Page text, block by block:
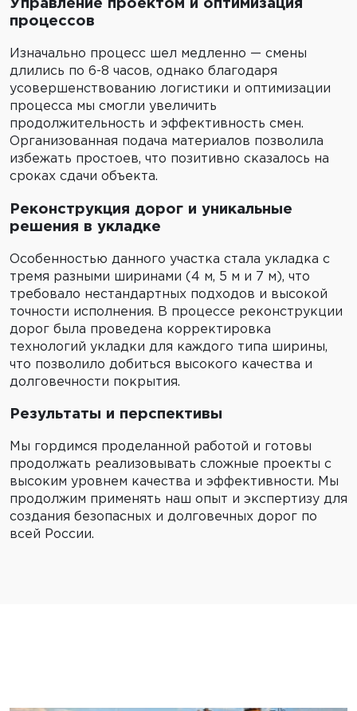
Управление проектом и оптимизация
процессов
Изначально процесс шел медленно — смены
длились по 6-8 часов, однако благодаря
усовершенствованию логистики и оптимизации
процесса мы смогли увеличить
продолжительность и эффективность смен.
Организованная подача материалов позволила
избежать простоев, что позитивно сказалось на
сроках сдачи объекта.
Реконструкция дорог и уникальные
решения в укладке
Особенностью данного участка стала укладка с
тремя разными ширинами (4 м, 5 м и 7 м), что
требовало нестандартных подходов и высокой
точности исполнения. В процессе реконструкции
дорог была проведена корректировка
технологий укладки для каждого типа ширины,
что позволило добиться высокого качества и
долговечности покрытия.
Результаты и перспективы
Мы гордимся проделанной работой и готовы
продолжать реализовывать сложные проекты с
высоким уровнем качества и эффективности. Мы
продолжим применять наш опыт и экспертизу для
создания безопасных и долговечных дорог по
всей России.